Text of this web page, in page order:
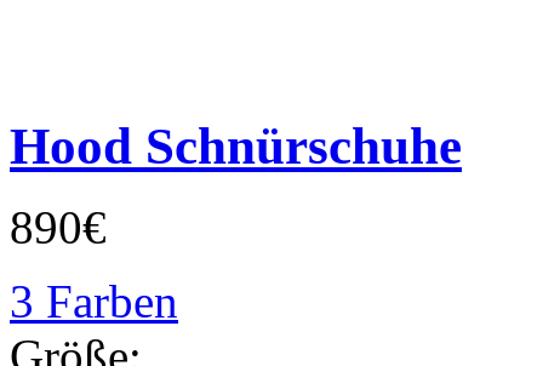
Hood Schnürschuhe
890€
3 Farben
Größe: